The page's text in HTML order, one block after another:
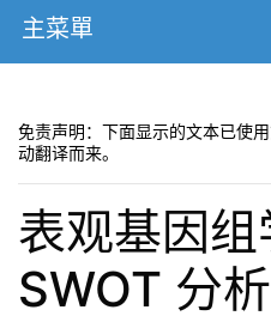
主菜單
免责声明：下面显示的文本已使
动翻译而来。
表观基因组
SWOT 分